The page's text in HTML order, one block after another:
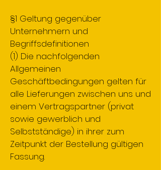
§1 Geltung gegenüber
Unternehmern und
Begriffsdefinitionen
(1) Die nachfolgenden
Allgemeinen
Geschäftbedingungen gelten für
alle Lieferungen zwischen uns und
einem Vertragspartner (privat
sowie gewerblich und
Selbstständige) in ihrer zum
Zeitpunkt der Bestellung gültigen
Fassung.